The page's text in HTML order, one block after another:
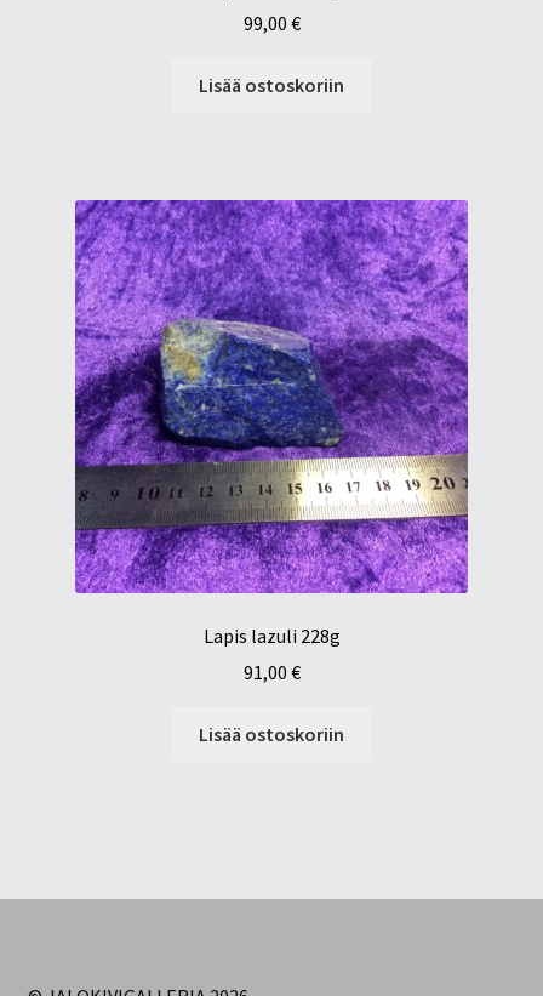
99,00 €
Lisää ostoskoriin
Lapis lazuli 228g
91,00 €
Lisää ostoskoriin